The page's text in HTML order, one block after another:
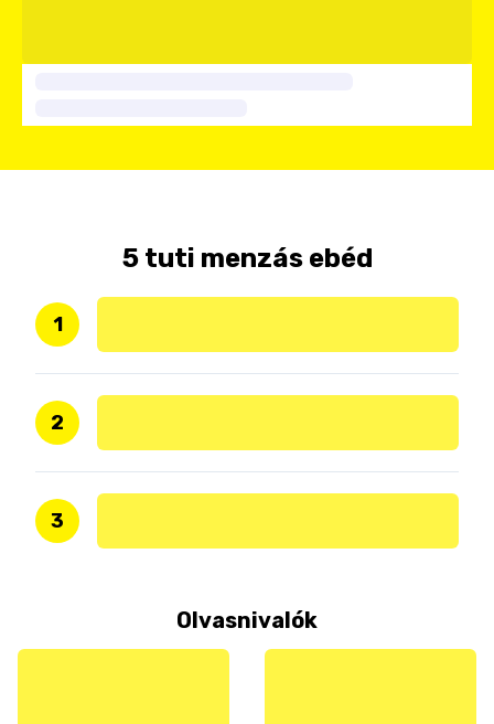
5 tuti menzás ebéd
1
2
3
Olvasnivalók